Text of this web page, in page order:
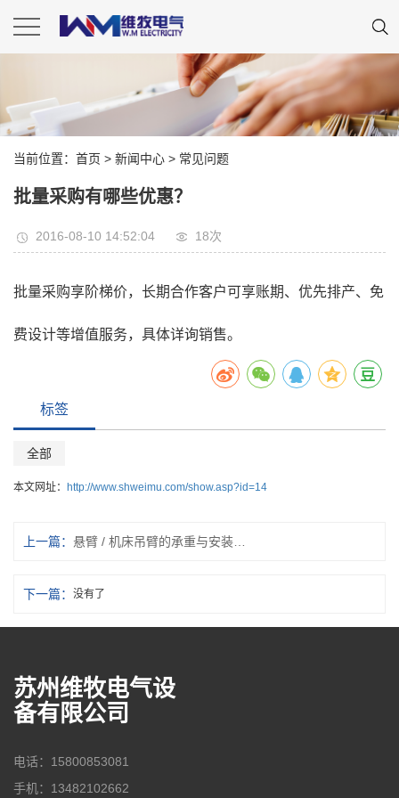
当前位置： 首页 > 新闻中心 > 常见问题
批量采购有哪些优惠？
2016-08-10 14:52:04 18次
批量采购享阶梯价，长期合作客户可享账期、优先排产、免
费设计等增值服务，具体详询销售。
标签
全部
本文网址： http://www.shweimu.com/show.asp?id=14
上一篇： 悬臂 / 机床吊臂的承重与安装要求？
下一篇： 没有了
苏州维牧电气设
备有限公司
电话：15800853081
手机：13482102662